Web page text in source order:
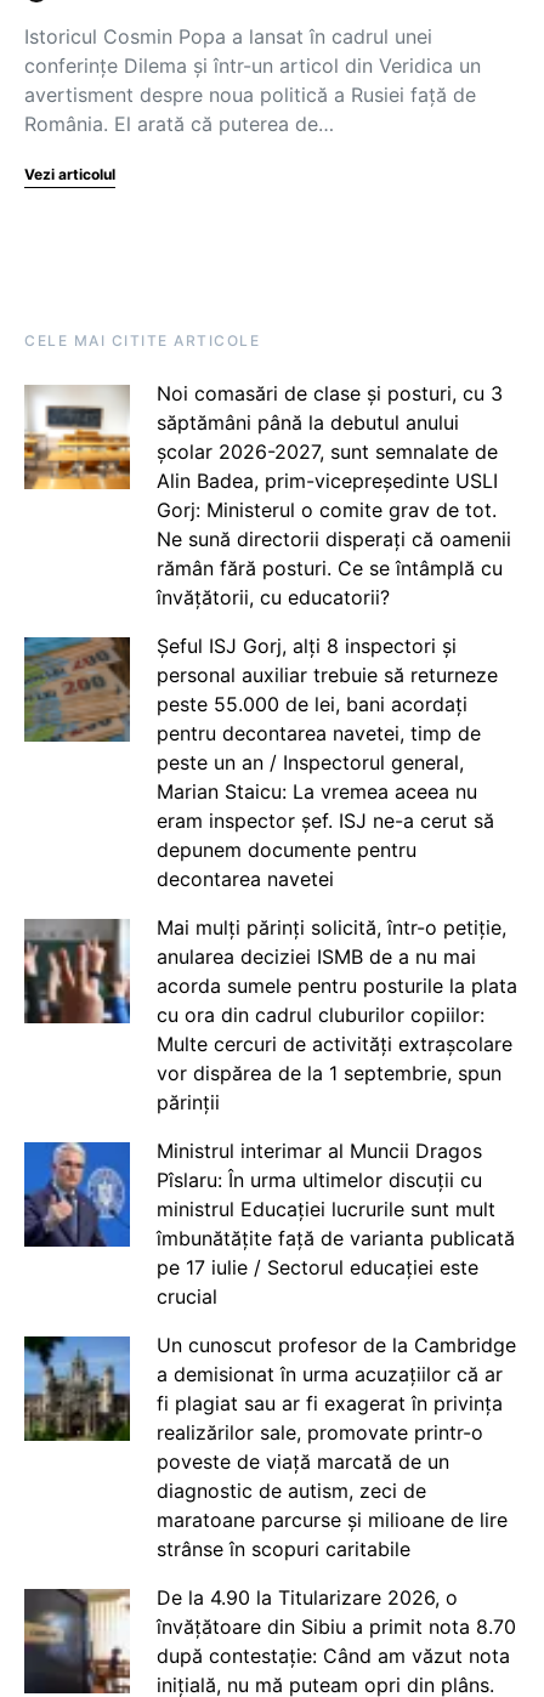
Istoricul Cosmin Popa a lansat în cadrul unei
conferințe Dilema și într-un articol din Veridica un
avertisment despre noua politică a Rusiei față de
România. El arată că puterea de…
Vezi articolul
CELE MAI CITITE ARTICOLE
Noi comasări de clase și posturi, cu 3
săptămâni până la debutul anului
școlar 2026-2027, sunt semnalate de
Alin Badea, prim-vicepreședinte USLI
Gorj: Ministerul o comite grav de tot.
Ne sună directorii disperați că oamenii
rămân fără posturi. Ce se întâmplă cu
învățătorii, cu educatorii?
Șeful ISJ Gorj, alți 8 inspectori și
personal auxiliar trebuie să returneze
peste 55.000 de lei, bani acordați
pentru decontarea navetei, timp de
peste un an / Inspectorul general,
Marian Staicu: La vremea aceea nu
eram inspector șef. ISJ ne-a cerut să
depunem documente pentru
decontarea navetei
Mai mulți părinți solicită, într-o petiție,
anularea deciziei ISMB de a nu mai
acorda sumele pentru posturile la plata
cu ora din cadrul cluburilor copiilor:
Multe cercuri de activități extrașcolare
vor dispărea de la 1 septembrie, spun
părinții
Ministrul interimar al Muncii Dragos
Pîslaru: În urma ultimelor discuții cu
ministrul Educației lucrurile sunt mult
îmbunătățite față de varianta publicată
pe 17 iulie / Sectorul educației este
crucial
Un cunoscut profesor de la Cambridge
a demisionat în urma acuzațiilor că ar
fi plagiat sau ar fi exagerat în privința
realizărilor sale, promovate printr-o
poveste de viață marcată de un
diagnostic de autism, zeci de
maratoane parcurse și milioane de lire
strânse în scopuri caritabile
De la 4.90 la Titularizare 2026, o
învățătoare din Sibiu a primit nota 8.70
după contestație: Când am văzut nota
inițială, nu mă puteam opri din plâns.